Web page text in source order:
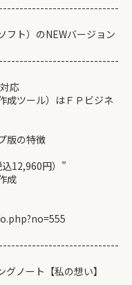
ト）のNEWバージョン
応
成ツール）はＦＰビジネ
版の特徴
込12,960円）”
成
ノート【私の想い】